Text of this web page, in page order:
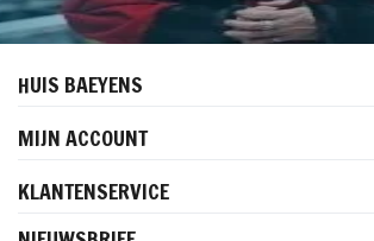
HUIS BAEYENS
MIJN ACCOUNT
KLANTENSERVICE